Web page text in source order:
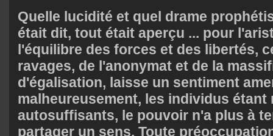
Quelle lucidité et quel drame
était dit, tout était aperçu ... pour
l'équilibre des forces et des libertés,
ravages, de l'anonymat et de la
d'égalisation, laisse un sentiment
malheureusement, les individus étant
autosuffisants, le pouvoir n'a plus à
partager un sens. Toute